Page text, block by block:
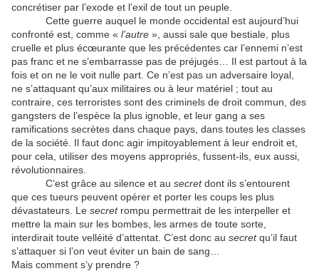
concrétiser par l’exode et l’exil de tout un peuple.
Cette guerre auquel le monde occidental est aujourd’hui
confronté est, comme « l’autre », aussi sale que bestiale, plus
cruelle et plus écœurante que les précédentes car l’ennemi n’est
pas franc et ne s’embarrasse pas de préjugés… Il est partout à la
fois et on ne le voit nulle part. Ce n’est pas un adversaire loyal,
ne s’attaquant qu’aux militaires ou à leur matériel ; tout au
contraire, ces terroristes sont des criminels de droit commun, des
gangsters de l’espèce la plus ignoble, et leur gang a ses
ramifications secrètes dans chaque pays, dans toutes les classes
de la société. Il faut donc agir impitoyablement à leur endroit et,
pour cela, utiliser des moyens appropriés, fussent-ils, eux aussi,
révolutionnaires.
C’est grâce au silence et au secretdont ils s’entourent
que ces tueurs peuvent opérer et porter les coups les plus
dévastateurs. Le secretrompu permettrait de les interpeller et
mettre la main sur les bombes, les armes de toute sorte,
interdirait toute velléité d’attentat. C’est donc au secretqu’il faut
s’attaquer si l’on veut éviter un bain de sang…
Mais comment s’y prendre ?